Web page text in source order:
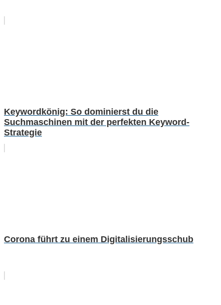
Keywordkönig: So dominierst du die
Suchmaschinen mit der perfekten Keyword-
Strategie
Corona führt zu einem Digitalisierungsschub